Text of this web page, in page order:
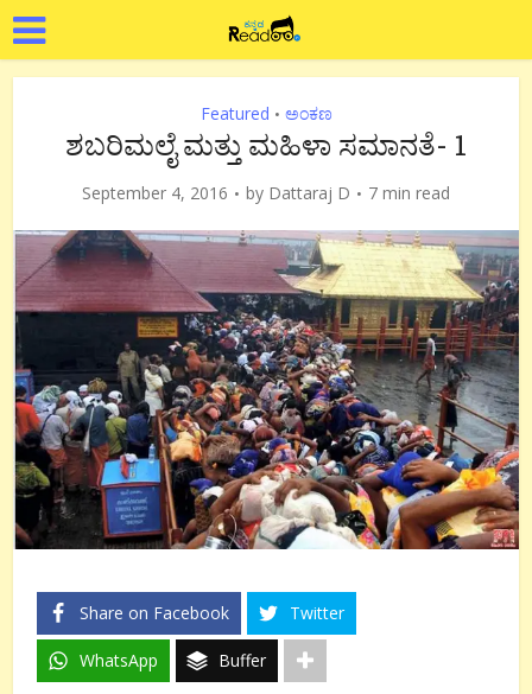
Featured • ಅಂಕಣ
ಶಬರಿಮಲೈ ಮತ್ತು ಮಹಿಳಾ ಸಮಾನತೆ- 1
September 4, 2016 by Dattaraj D 7 min read
Share on Facebook Twitter
WhatsApp Buffer